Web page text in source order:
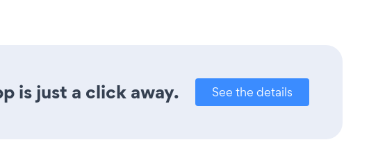
is just a click away. See the details